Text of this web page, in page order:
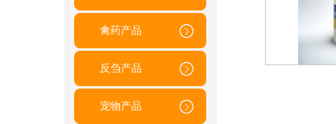
禽药产品
反刍产品
宠物产品